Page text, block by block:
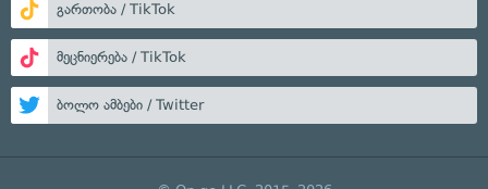
გართობა / TikTok
მეცნიერება / TikTok
ბოლო ამბები / Twitter